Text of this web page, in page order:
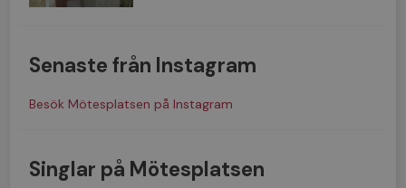
Senaste från Instagram
Besök Mötesplatsen på Instagram
Singlar på Mötesplatsen